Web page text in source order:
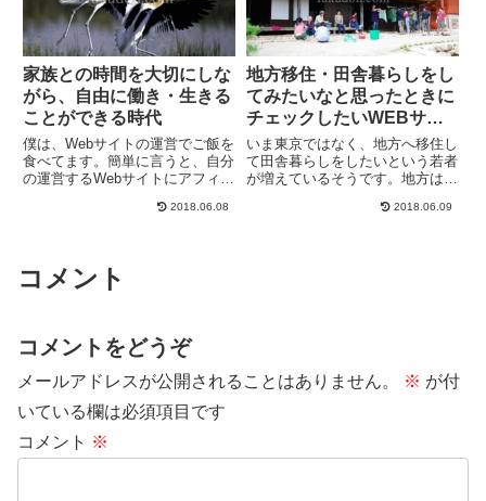
家族との時間を大切にしな
がら、自由に働き・生きる
ことができる時代
僕は、Webサイトの運営でご飯を
食べてます。簡単に言うと、自分
の運営するWebサイトにアフィリ
告からの広告収入をいただいてい
長ってことになりますが、社...
2018.06.08
地方移住・田舎暮らしをし
てみたいなと思ったときに
チェックしたいWEBサイ
トまとめ
いま東京ではなく、地方へ移住し
て田舎暮らしをしたいという若者
が増えているそうです。地方は東
く、地域によっては新鮮な野菜や
2018.06.09
コメント
コメントをどうぞ
メールアドレスが公開されることはありません。 ※ が付
いている欄は必須項目です
コメント ※